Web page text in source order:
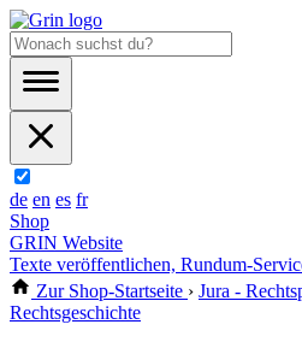
de en es fr
Shop
GRIN Website
Texte veröffentlichen, Rundum-
Zur Shop-Startseite › Jura -
Rechtsgeschichte